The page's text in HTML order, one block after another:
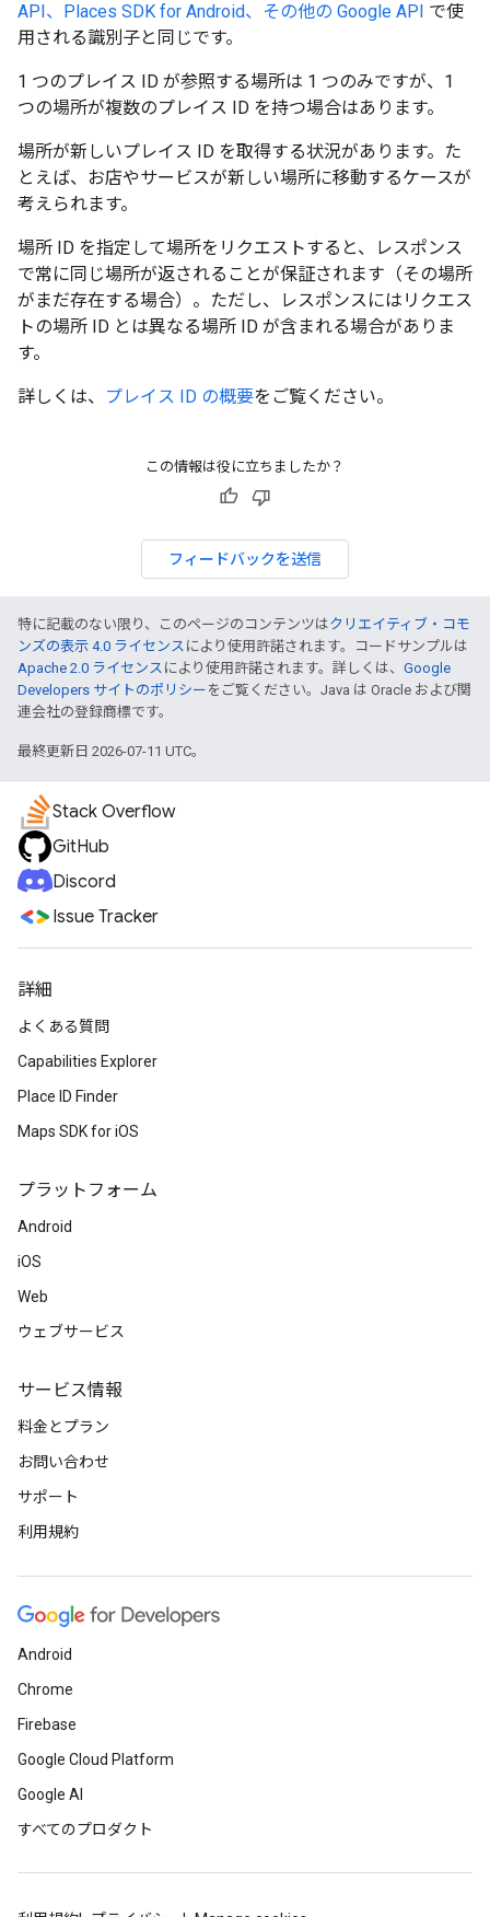
API、Places SDK for Android、その他の Google API で使
用される識別子と同じです。
1 つのプレイス ID が参照する場所は 1 つのみですが、1
つの場所が複数のプレイス ID を持つ場合はあります。
場所が新しいプレイス ID を取得する状況があります。た
とえば、お店やサービスが新しい場所に移動するケースが
考えられます。
場所 ID を指定して場所をリクエストすると、レスポンス
で常に同じ場所が返されることが保証されます（その場所
がまだ存在する場合）。ただし、レスポンスにはリクエス
トの場所 ID とは異なる場所 ID が含まれる場合がありま
す。
詳しくは、 プレイス ID の概要をご覧ください。
この情報は役に立ちましたか？
フィードバックを送信
特に記載のない限り、このページのコンテンツはクリエイティブ・コモ
ンズの表示 4.0 ライセンス により使用許諾されます。コードサンプルは
Apache 2.0 ライセンス により使用許諾されます。詳しくは、 Google
Developers サイトのポリシー をご覧ください。Java は Oracle および関
連会社の登録商標です。
最終更新日 2026-07-11 UTC。
Stack Overflow
GitHub
Discord
Issue Tracker
詳細
よくある質問
Capabilities Explorer
Place ID Finder
Maps SDK for iOS
プラットフォーム
Android
iOS
Web
ウェブサービス
サービス情報
料金とプラン
お問い合わせ
サポート
利用規約
Android
Chrome
Firebase
Google Cloud Platform
Google AI
すべてのプロダクト